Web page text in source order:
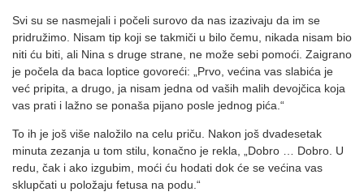
Svi su se nasmejali i počeli surovo da nas izazivaju da im se
pridružimo. Nisam tip koji se takmiči u bilo čemu, nikada nisam bio
niti ću biti, ali Nina s druge strane, ne može sebi pomoći. Zaigrano
je počela da baca loptice govoreći: „Prvo, većina vas slabića je
već pripita, a drugo, ja nisam jedna od vaših malih devojčica koja
vas prati i lažno se ponaša pijano posle jednog pića.“
To ih je još više naložilo na celu priču. Nakon još dvadesetak
minuta zezanja u tom stilu, konačno je rekla, „Dobro … Dobro. U
redu, čak i ako izgubim, moći ću hodati dok će se većina vas
sklupčati u položaju fetusa na podu.“